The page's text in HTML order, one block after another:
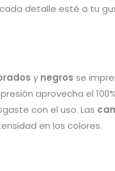
detalle esté a tu
y negros se
aprovecha el
con el uso. Las
en los colores.